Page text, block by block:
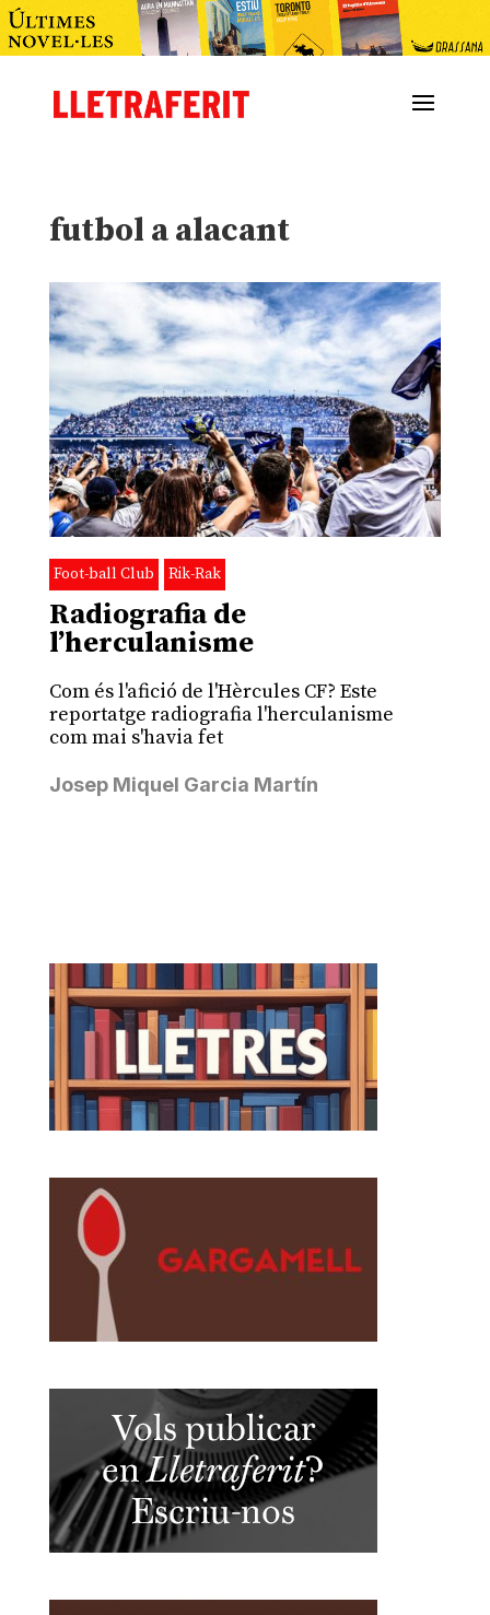
futbol a alacant
Foot-ball Club Rik-Rak
Radiografia de
l’herculanisme
Com és l'afició de l'Hèrcules CF? Este
reportatge radiografia l'herculanisme
com mai s'havia fet
Josep Miquel Garcia Martín